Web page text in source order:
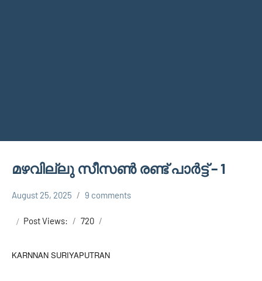
മഴവില്ലു സീസൺ രണ്ട് പാർട്ട് – 1
MAZHAVILLU
SESON 2
August 25, 2025
Faisal
Cm
9 comments
Post Views: 720
KARNNAN SURIYAPUTRAN